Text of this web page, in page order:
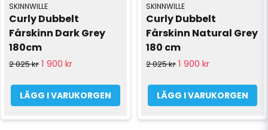
SKINNWILLE
Curly Dubbelt
Fårskinn Dark Grey
180cm
2 025 kr 1 900 kr
LÄGG I VARUKORGEN
SKINNWILLE
Curly Dubbelt
Fårskinn Natural Grey
180 cm
2 025 kr 1 900 kr
LÄGG I VARUKORGEN